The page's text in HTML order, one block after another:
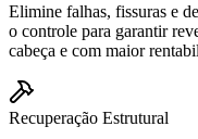
Elimine falhas, fissuras e
o controle para garantir
cabeça e com maior
Recuperação Estrutural